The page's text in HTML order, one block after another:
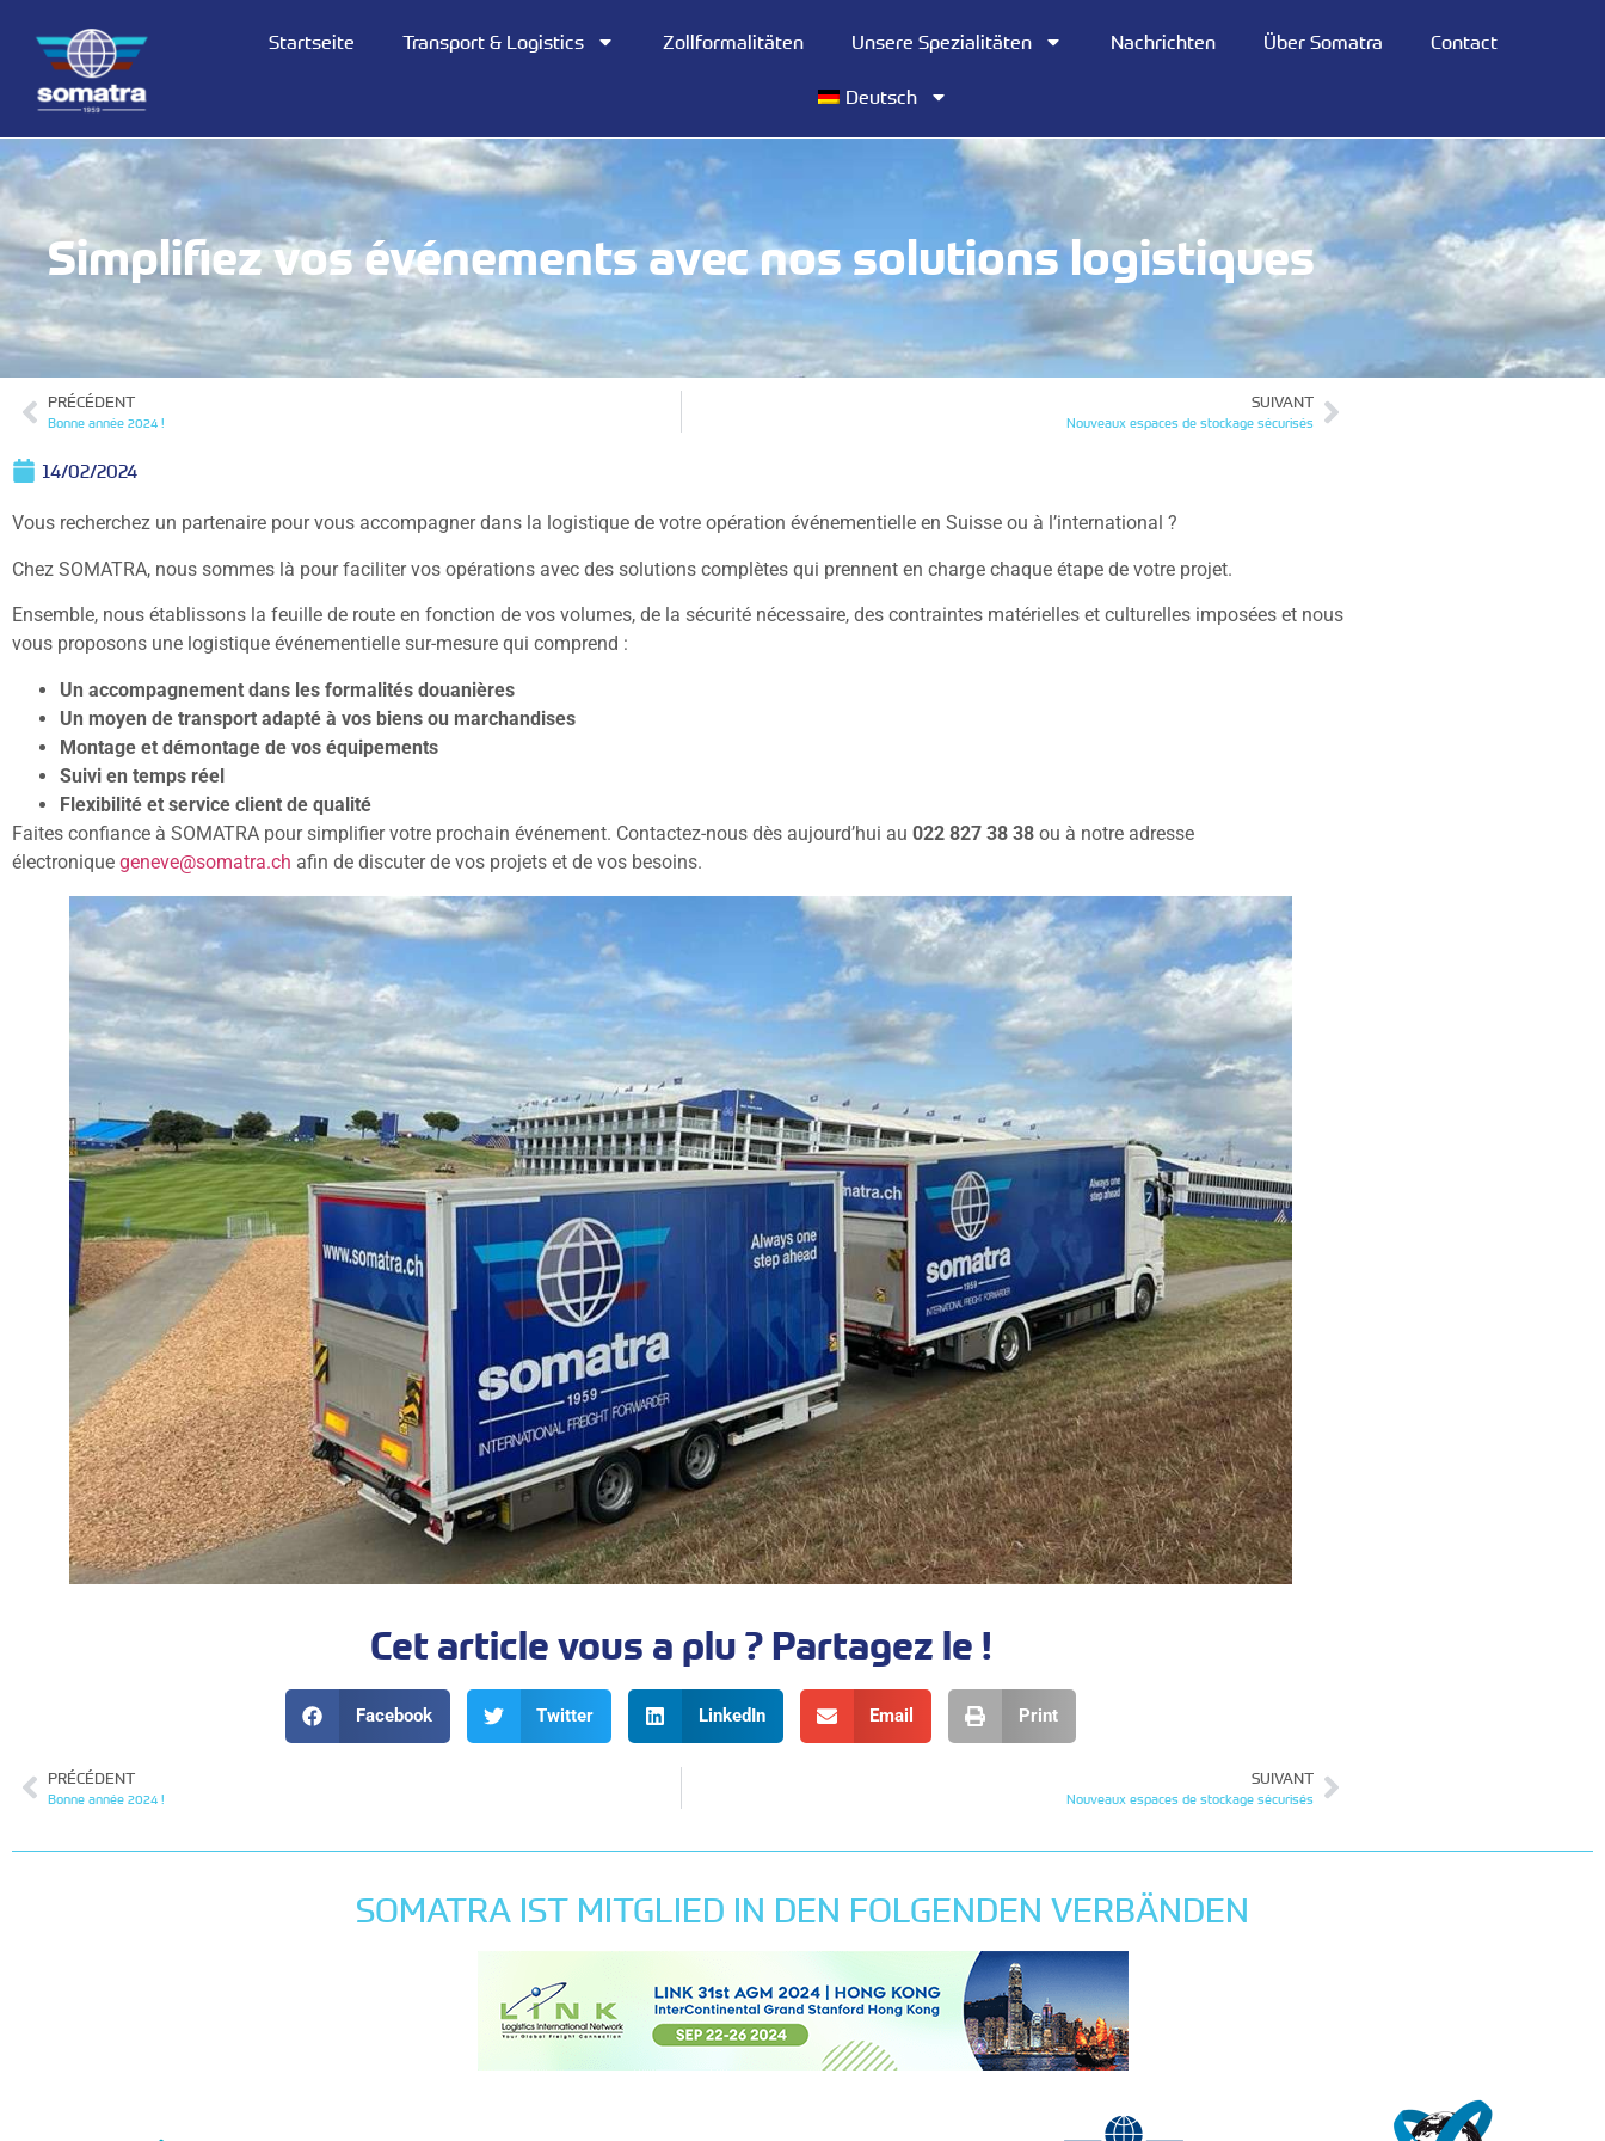
Startseite Transport & Logistics Zollformalitäten Unsere Spezialitäten Nachrichten Über Somatra Contact
Deutsch
Simplifiez vos événements avec nos solutions logistiques
PRÉCÉDENT
Bonne année 2024 !
SUIVANT
Nouveaux espaces de stockage sécurisés
14/02/2024
Vous recherchez un partenaire pour vous accompagner dans la logistique de votre opération événementielle en Suisse ou à l’international ?
Chez SOMATRA, nous sommes là pour faciliter vos opérations avec des solutions complètes qui prennent en charge chaque étape de votre projet.
Ensemble, nous établissons la feuille de route en fonction de vos volumes, de la sécurité nécessaire, des contraintes matérielles et culturelles imposées et nous
vous proposons une logistique événementielle sur-mesure qui comprend :
Un accompagnement dans les formalités douanières
Un moyen de transport adapté à vos biens ou marchandises
Montage et démontage de vos équipements
Suivi en temps réel
Flexibilité et service client de qualité
Faites confiance à SOMATRA pour simplifier votre prochain événement. Contactez-nous dès aujourd’hui au 022 827 38 38 ou à notre adresse
électronique geneve@somatra.ch afin de discuter de vos projets et de vos besoins.
Cet article vous a plu ? Partagez le !
Facebook Twitter LinkedIn Email Print
PRÉCÉDENT
Bonne année 2024 !
SUIVANT
Nouveaux espaces de stockage sécurisés
SOMATRA IST MITGLIED IN DEN FOLGENDEN VERBÄNDEN